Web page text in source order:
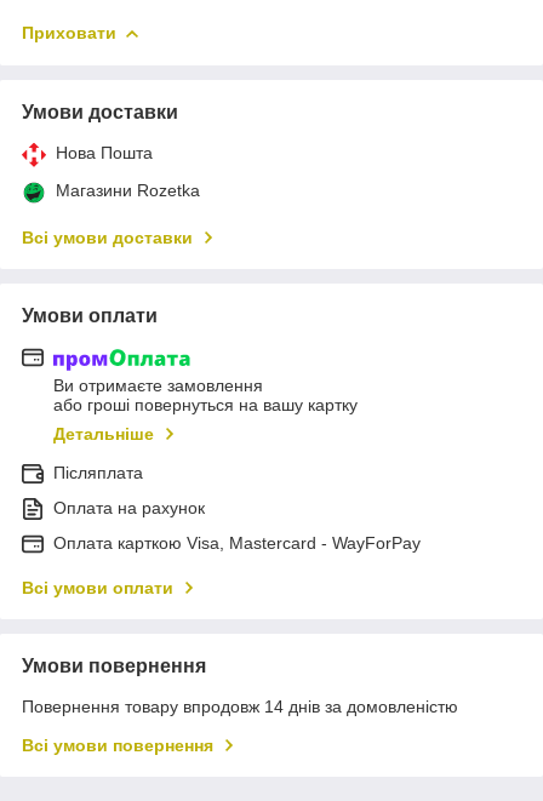
Приховати
Умови доставки
Нова Пошта
Магазини Rozetka
Всі умови доставки
Умови оплати
Ви отримаєте замовлення
або гроші повернуться на вашу картку
Детальніше
Післяплата
Оплата на рахунок
Оплата карткою Visa, Mastercard - WayForPay
Всі умови оплати
Умови повернення
Повернення товару впродовж 14 днів за домовленістю
Всі умови повернення